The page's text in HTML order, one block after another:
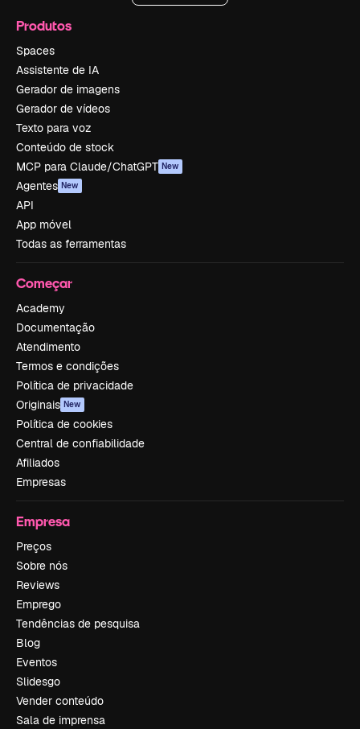
Produtos
Spaces
Assistente de IA
Gerador de imagens
Gerador de vídeos
Texto para voz
Conteúdo de stock
MCP para Claude/ChatGPT New
Agentes New
API
App móvel
Todas as ferramentas
Começar
Academy
Documentação
Atendimento
Termos e condições
Política de privacidade
Originais New
Política de cookies
Central de confiabilidade
Afiliados
Empresas
Empresa
Preços
Sobre nós
Reviews
Emprego
Tendências de pesquisa
Blog
Eventos
Slidesgo
Vender conteúdo
Sala de imprensa